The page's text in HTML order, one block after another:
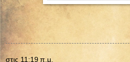
στις 11:19 π.μ.